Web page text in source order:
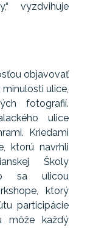
vyzdvihuje
objavovať
ulice,
fotografií.
ulice
Kriedami
ktorú navrhli
Školy
sa ulicou
ktorý
participácie
môže každý